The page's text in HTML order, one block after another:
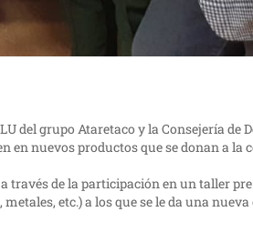
del grupo Ataretaco y la Consejería de
en nuevos productos que se donan a la
de la participación en un taller
etc.) a los que se le da una